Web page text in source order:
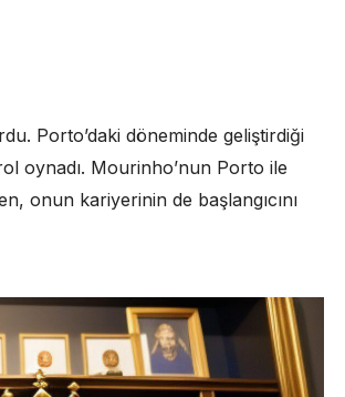
Porto’daki döneminde geliştirdiği
oynadı. Mourinho’nun Porto ile
onun kariyerinin de başlangıcını